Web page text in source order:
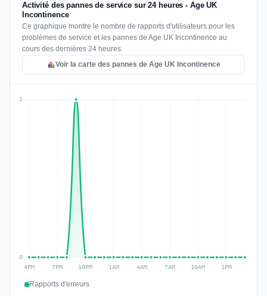
Activité des pannes de service sur 24 heures - Age UK
Incontinence
Ce graphique montre le nombre de rapports d'utilisateurs pour les
problèmes de service et les pannes de Age UK Incontinence au
cours des dernières 24 heures.
Voir la carte des pannes de Age UK Incontinence
Rapports d'erreurs